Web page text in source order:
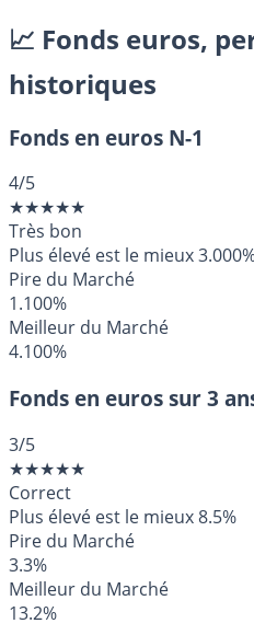
📈 Fonds euros,
historiques
Fonds en euros N-1
4/5
★★★★★
Très bon
Plus élevé est le mieux
Pire du Marché
1.100%
Meilleur du Marché
4.100%
Fonds en euros sur 3
3/5
★★★★★
Correct
Plus élevé est le mieux8.5%
Pire du Marché
3.3%
Meilleur du Marché
13.2%